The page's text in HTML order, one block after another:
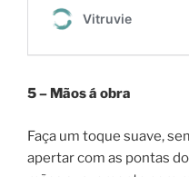
5 – Mãos á obra
Faça um toque suave,
apertar com as pontas